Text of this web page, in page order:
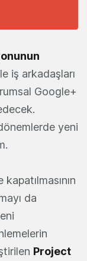
iş arkadaşları
Google+
yeni
da
Project